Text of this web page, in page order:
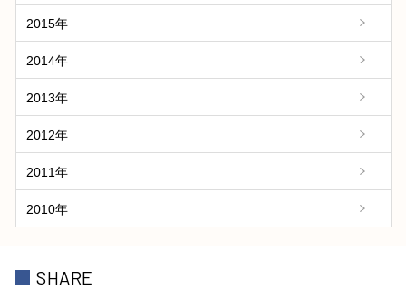
2015年
2014年
2013年
2012年
2011年
2010年
SHARE